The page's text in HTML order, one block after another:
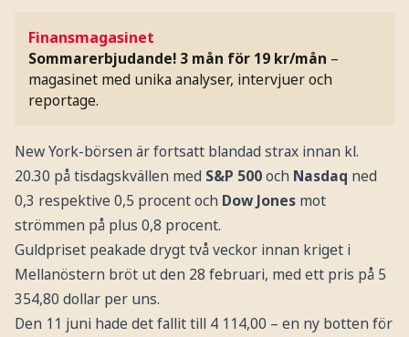
Finansmagasinet
Sommarerbjudande! 3 mån för 19 kr/mån –
magasinet med unika analyser, intervjuer och
reportage.
New York-börsen är fortsatt blandad strax innan kl.
20.30 på tisdagskvällen med S&P 500och Nasdaq ned
0,3 respektive 0,5 procent och Dow Jones mot
strömmen på plus 0,8 procent.
Guldpriset peakade drygt två veckor innan kriget i
Mellanöstern bröt ut den 28 februari, med ett pris på 5
354,80 dollar per uns.
Den 11 juni hade det fallit till 4 114,00 – en ny botten för